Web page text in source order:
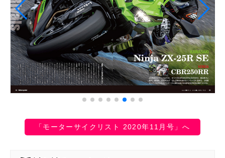
「モーターサイクリスト 2020年11月号」へ